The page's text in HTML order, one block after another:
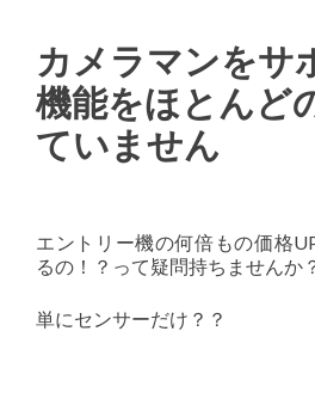
カメラマンをサ
機能をほとんど
ていません
エントリー機の何倍もの価格
るの！？って疑問持ちませんか
単にセンサーだけ？？